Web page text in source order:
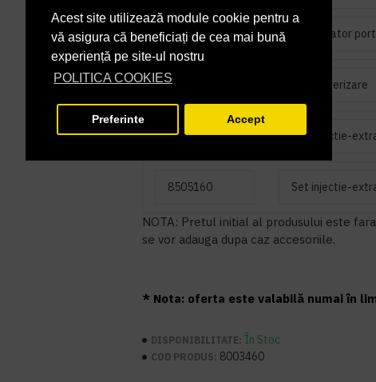
Acest site utilizează module cookie pentru a
vă asigura că beneficiați de cea mai bună
experiență pe site-ul nostru
POLITICA COOKIES
Preferinte Accept
7500780 Pulverizator
8503920 Tija pulverizare
8505140 Set injectie-
8505160 Set injectie-
NOTA: Pretul initial al produsului este
se vor adauga dupa caz accesoriile.
* Nota: oferta este valabilă numai în
DISPONIBILITATE: În Stoc
COD PRODUS: 8003460